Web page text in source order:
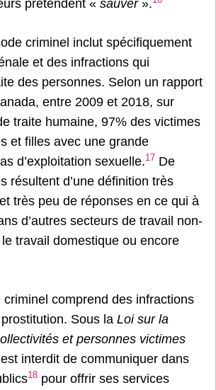
prétendent « sauver ».
criminel inclut spécifiquement
et des infractions qui
des personnes. Selon un rapport
entre 2009 et 2018, sur
traite humaine, 97% des victimes
et filles avec une grande
d’exploitation sexuelle.17 De
résultent d’une définition très
très peu de réponses en ce qui à
d’autres secteurs de travail non-
travail domestique ou encore
criminel comprend des infractions
Sous la Loi sur la
et personnes victimes
interdit de communiquer dans
18 pour offrir ses services